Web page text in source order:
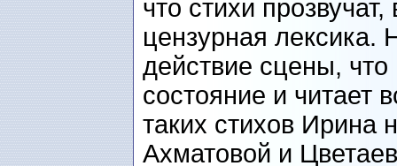
что стихи
цензурная лексика.
действие сцены, что
состояние и читает
таких стихов Ирина
Ахматовой и